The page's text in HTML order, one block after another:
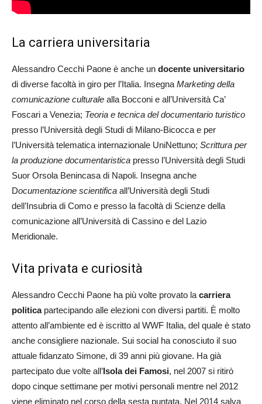
La carriera universitaria
Alessandro Cecchi Paone è anche un docente universitario
di diverse facoltà in giro per l’Italia. Insegna Marketing della
comunicazione culturale alla Bocconi e all’Università Ca’
Foscari a Venezia; Teoria e tecnica del documentario turistico
presso l’Università degli Studi di Milano-Bicocca e per
l’Università telematica internazionale UniNettuno; Scrittura per
la produzione documentaristica presso l’Università degli Studi
Suor Orsola Benincasa di Napoli. Insegna anche
Documentazione scientifica all’Università degli Studi
dell’Insubria di Como e presso la facoltà di Scienze della
comunicazione all’Università di Cassino e del Lazio
Meridionale.
Vita privata e curiosità
Alessandro Cecchi Paone ha più volte provato la carriera
politicapartecipando alle elezioni con diversi partiti. È molto
attento all’ambiente ed è iscritto al WWF Italia, del quale è stato
anche consigliere nazionale. Sui social ha conosciuto il suo
attuale fidanzato Simone, di 39 anni più giovane. Ha già
partecipato due volte all’Isola dei Famosi, nel 2007 si ritirò
dopo cinque settimane per motivi personali mentre nel 2012
viene eliminato nel corso della sesta puntata. Nel 2014 salva